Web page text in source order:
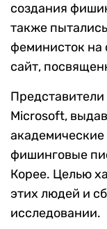
создания
также
феминисток
сайт,
Microsoft,
фишинговые
Корее. Целью
этих людей и
исследовании.